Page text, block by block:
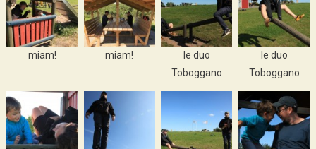
miam! miam!
le duo
Toboggano
le duo
Toboggano